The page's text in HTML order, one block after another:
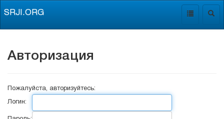
Toggle
SRJI.ORG
Авторизация
Пожалуйста, авторизуйтесь:
Логин: